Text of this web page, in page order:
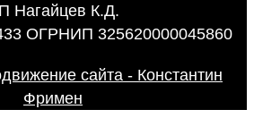
Нагайцев К.Д.
ОГРНИП 325620000045860
сайта - Константин
Фримен